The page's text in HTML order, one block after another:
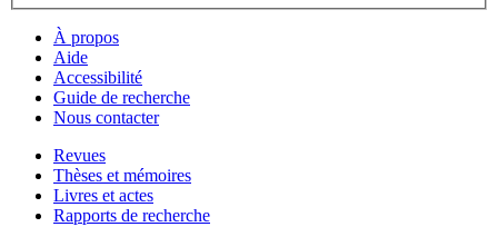
À propos
Aide
Accessibilité
Guide de recherche
Nous contacter
Revues
Thèses et mémoires
Livres et actes
Rapports de recherche